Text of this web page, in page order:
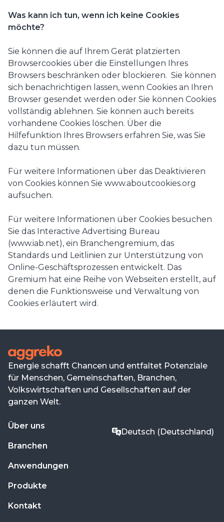
Was kann ich tun, wenn ich keine Cookies
möchte?
Sie können die auf Ihrem Gerät platzierten
Browsercookies über die Einstellungen Ihres
Browsers beschränken oder blockieren. Sie können
sich benachrichtigen lassen, wenn Cookies an Ihren
Browser gesendet werden oder Sie können Cookies
vollständig ablehnen. Sie können auch bereits
vorhandene Cookies löschen. Über die
Hilfefunktion Ihres Browsers erfahren Sie, was Sie
dazu tun müssen.
Für weitere Informationen über das Deaktivieren
von Cookies können Sie www.aboutcookies.org
aufsuchen.
Für weitere Informationen über Cookies besuchen
Sie das Interactive Advertising Bureau
(www.iab.net), ein Branchengremium, das
Standards und Leitlinien zur Unterstützung von
Online-Geschäftsprozessen entwickelt. Das
Gremium hat eine Reihe von Webseiten erstellt, auf
denen die Funktionsweise und Verwaltung von
Cookies erläutert wird.
Energie schafft Chancen und entfaltet Potenziale
für Menschen, Gemeinschaften, Branchen,
Volkswirtschaften und Gesellschaften auf der
ganzen Welt.
Deutsch (Deutschland)
Über uns
Branchen
Anwendungen
Produkte
Kontakt